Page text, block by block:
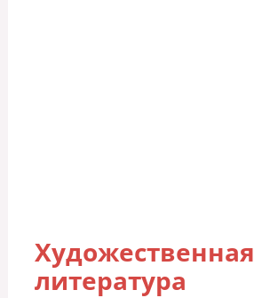
Художественная
литература